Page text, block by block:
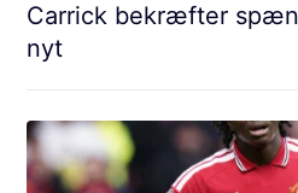
Carrick bekræfter
nyt